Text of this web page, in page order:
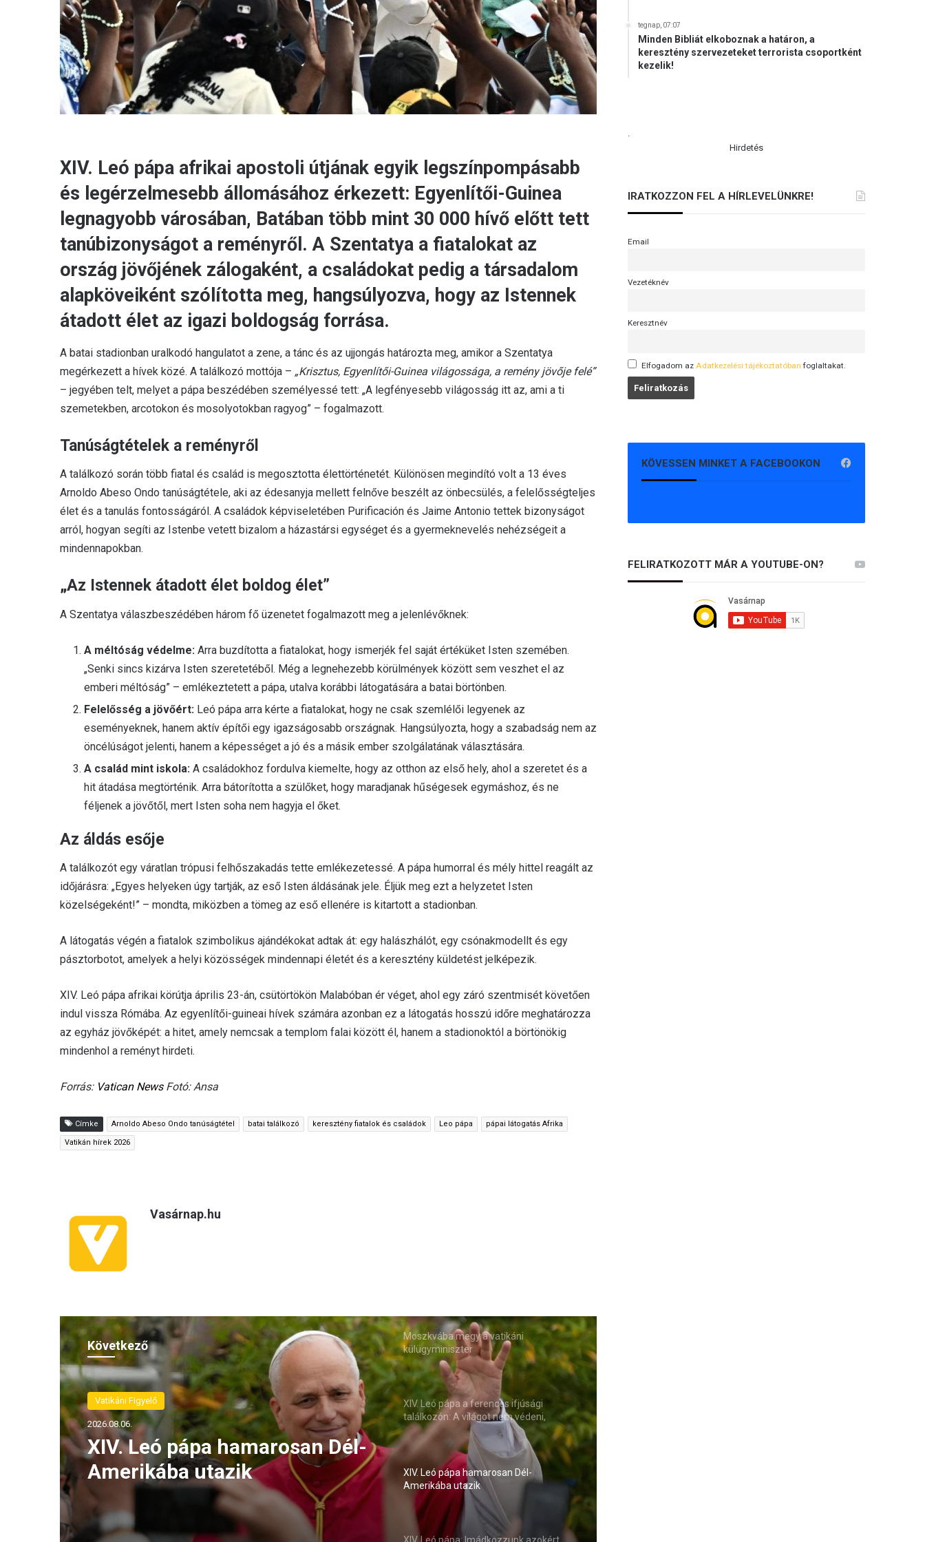
XIV. Leó pápa afrikai apostoli útjának egyik legszínpompásabb
és legérzelmesebb állomásához érkezett: Egyenlítői-Guinea
legnagyobb városában, Batában több mint 30 000 hívő előtt tett
tanúbizonyságot a reményről. A Szentatya a fiatalokat az
ország jövőjének zálogaként, a családokat pedig a társadalom
alapköveiként szólította meg, hangsúlyozva, hogy az Istennek
átadott élet az igazi boldogság forrása.
A batai stadionban uralkodó hangulatot a zene, a tánc és az ujjongás határozta meg, amikor a Szentatya
megérkezett a hívek közé. A találkozó mottója – „Krisztus, Egyenlítői-Guinea világossága, a remény jövője felé”
– jegyében telt, melyet a pápa beszédében személyessé tett: „A legfényesebb világosság itt az, ami a ti
szemetekben, arcotokon és mosolyotokban ragyog” – fogalmazott.
Tanúságtételek a reményről
A találkozó során több fiatal és család is megosztotta élettörténetét. Különösen megindító volt a 13 éves
Arnoldo Abeso Ondo tanúságtétele, aki az édesanyja mellett felnőve beszélt az önbecsülés, a felelősségteljes
élet és a tanulás fontosságáról. A családok képviseletében Purificación és Jaime Antonio tettek bizonyságot
arról, hogyan segíti az Istenbe vetett bizalom a házastársi egységet és a gyermeknevelés nehézségeit a
mindennapokban.
„Az Istennek átadott élet boldog élet”
A Szentatya válaszbeszédében három fő üzenetet fogalmazott meg a jelenlévőknek:
A méltóság védelme: Arra buzdította a fiatalokat, hogy ismerjék fel saját értéküket Isten szemében.
„Senki sincs kizárva Isten szeretetéből. Még a legnehezebb körülmények között sem veszhet el az
emberi méltóság” – emlékeztetett a pápa, utalva korábbi látogatására a batai börtönben.
Felelősség a jövőért: Leó pápa arra kérte a fiatalokat, hogy ne csak szemlélői legyenek az
eseményeknek, hanem aktív építői egy igazságosabb országnak. Hangsúlyozta, hogy a szabadság nem az
öncélúságot jelenti, hanem a képességet a jó és a másik ember szolgálatának választására.
A család mint iskola: A családokhoz fordulva kiemelte, hogy az otthon az első hely, ahol a szeretet és a
hit átadása megtörténik. Arra bátorította a szülőket, hogy maradjanak hűségesek egymáshoz, és ne
féljenek a jövőtől, mert Isten soha nem hagyja el őket.
Az áldás esője
A találkozót egy váratlan trópusi felhőszakadás tette emlékezetessé. A pápa humorral és mély hittel reagált az
időjárásra: „Egyes helyeken úgy tartják, az eső Isten áldásának jele. Éljük meg ezt a helyzetet Isten
közelségeként!” – mondta, miközben a tömeg az eső ellenére is kitartott a stadionban.
A látogatás végén a fiatalok szimbolikus ajándékokat adtak át: egy halászhálót, egy csónakmodellt és egy
pásztorbotot, amelyek a helyi közösségek mindennapi életét és a keresztény küldetést jelképezik.
XIV. Leó pápa afrikai körútja április 23-án, csütörtökön Malabóban ér véget, ahol egy záró szentmisét követően
indul vissza Rómába. Az egyenlítői-guineai hívek számára azonban ez a látogatás hosszú időre meghatározza
az egyház jövőképét: a hitet, amely nemcsak a templom falai között él, hanem a stadionoktól a börtönökig
mindenhol a reményt hirdeti.
Forrás: Vatican NewsFotó: Ansa
Címke Arnoldo Abeso Ondo tanúságtétel batai találkozó keresztény fiatalok és családok Leo pápa pápai látogatás Afrika
Vatikán hírek 2026
Vasárnap.hu
Következő
Vatikáni Figyelő
2026.08.06.
XIV. Leó pápa hamarosan Dél-
Amerikába utazik
Moszkvába megy a vatikáni
külügyminiszter
XIV. Leó pápa a ferences ifjúsági
találkozón: A világot nem védeni,
hanem átölelni kell
XIV. Leó pápa hamarosan Dél-
Amerikába utazik
XIV. Leó pápa: Imádkozzunk azokért,
tegnap, 07:07
Minden Bibliát elkoboznak a határon, a
keresztény szervezeteket terrorista csoportként
kezelik!
.
Hirdetés
IRATKOZZON FEL A HÍRLEVELÜNKRE!
Email
Vezetéknév
Keresztnév
Elfogadom az Adatkezelési tájékoztatóban foglaltakat.
KÖVESSEN MINKET A FACEBOOKON
FELIRATKOZOTT MÁR A YOUTUBE-ON?